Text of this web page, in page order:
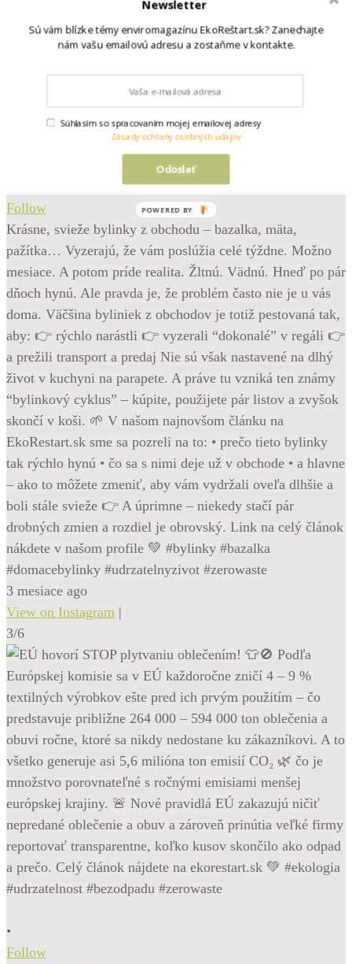
Follow
Krásne, svieže bylinky z obchodu – bazalka, mäta,
pažítka… Vyzerajú, že vám poslúžia celé týždne. Možno
mesiace. A potom príde realita. Žltnú. Vädnú. Hneď po pár
dňoch hynú. Ale pravda je, že problém často nie je u vás
doma. Väčšina byliniek z obchodov je totiž pestovaná tak,
aby: 👉 rýchlo narástli 👉 vyzerali “dokonalé” v regáli 👉
a prežili transport a predaj Nie sú však nastavené na dlhý
život v kuchyni na parapete. A práve tu vzniká ten známy
“bylinkový cyklus” – kúpite, použijete pár listov a zvyšok
skončí v koši. 🌱 V našom najnovšom článku na
EkoRestart.sk sme sa pozreli na to: • prečo tieto bylinky
tak rýchlo hynú • čo sa s nimi deje už v obchode • a hlavne
– ako to môžete zmeniť, aby vám vydržali oveľa dlhšie a
boli stále svieže 👉 A úprimne – niekedy stačí pár
drobných zmien a rozdiel je obrovský. Link na celý článok
nákdete v našom profile 💚 #bylinky #bazalka
#domacebylinky #udrzatelnyzivot #zerowaste
3 mesiace ago
View on Instagram |
3/6
•
Follow
Newsletter
Sú vám blízke témy enviromagazínu EkoReštart.sk? Zanechajte
nám vašu emailovú adresu a zostaňme v kontakte.
Odoslať
Súhlasím so spracovaním mojej emailovej adresy
Zásady ochrany osobných údajov
POWERED BY